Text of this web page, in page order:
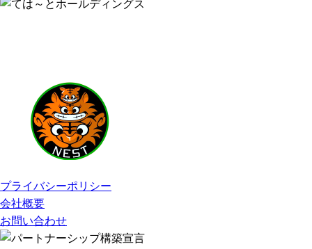
プライバシーポリシー
会社概要
お問い合わせ